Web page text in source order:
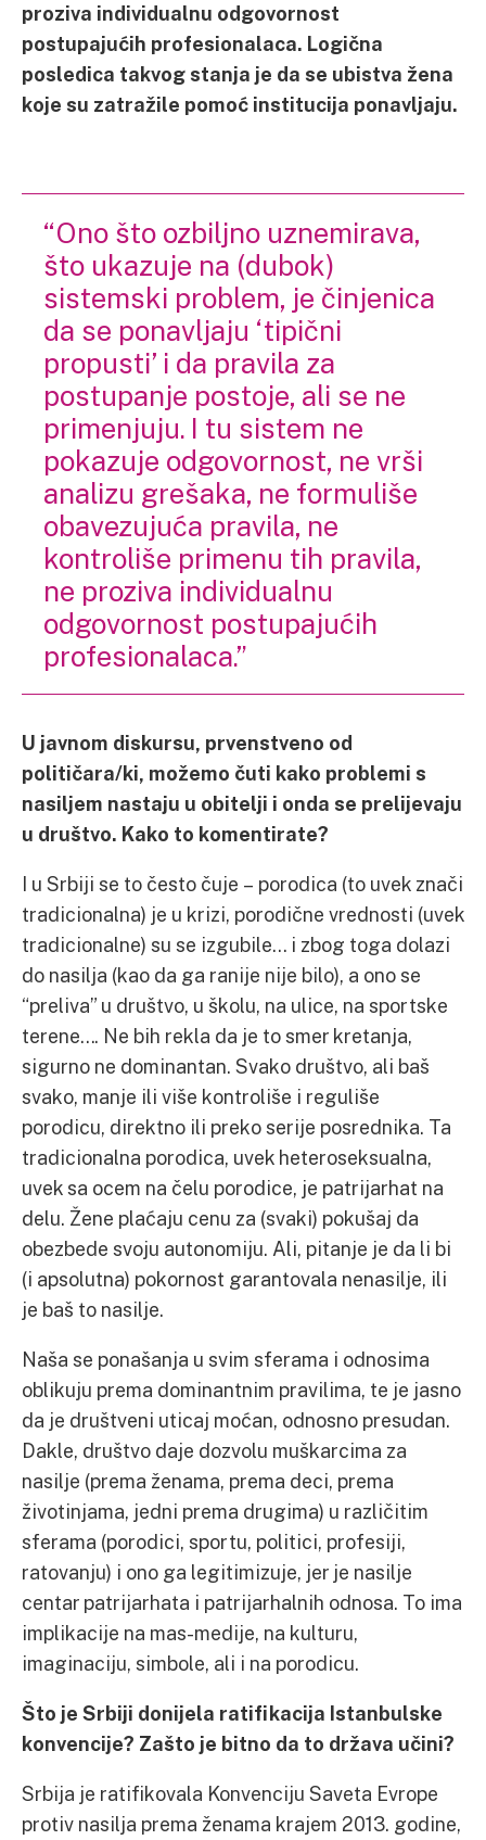
proziva individualnu odgovornost
postupajućih profesionalaca. Logična
posledica takvog stanja je da se ubistva žena
koje su zatražile pomoć institucija ponavljaju.
“Ono što ozbiljno uznemirava,
što ukazuje na (dubok)
sistemski problem, je činjenica
da se ponavljaju ‘tipični
propusti’ i da pravila za
postupanje postoje, ali se ne
primenjuju. I tu sistem ne
pokazuje odgovornost, ne vrši
analizu grešaka, ne formuliše
obavezujuća pravila, ne
kontroliše primenu tih pravila,
ne proziva individualnu
odgovornost postupajućih
profesionalaca.”
U javnom diskursu, prvenstveno od
političara/ki, možemo čuti kako problemi s
nasiljem nastaju u obitelji i onda se prelijevaju
u društvo. Kako to komentirate?
I u Srbiji se to često čuje – porodica (to uvek znači
tradicionalna) je u krizi, porodične vrednosti (uvek
tradicionalne) su se izgubile… i zbog toga dolazi
do nasilja (kao da ga ranije nije bilo), a ono se
“preliva” u društvo, u školu, na ulice, na sportske
terene…. Ne bih rekla da je to smer kretanja,
sigurno ne dominantan. Svako društvo, ali baš
svako, manje ili više kontroliše i reguliše
porodicu, direktno ili preko serije posrednika. Ta
tradicionalna porodica, uvek heteroseksualna,
uvek sa ocem na čelu porodice, je patrijarhat na
delu. Žene plaćaju cenu za (svaki) pokušaj da
obezbede svoju autonomiju. Ali, pitanje je da li bi
(i apsolutna) pokornost garantovala nenasilje, ili
je baš to nasilje.
Naša se ponašanja u svim sferama i odnosima
oblikuju prema dominantnim pravilima, te je jasno
da je društveni uticaj moćan, odnosno presudan.
Dakle, društvo daje dozvolu muškarcima za
nasilje (prema ženama, prema deci, prema
životinjama, jedni prema drugima) u različitim
sferama (porodici, sportu, politici, profesiji,
ratovanju) i ono ga legitimizuje, jer je nasilje
centar patrijarhata i patrijarhalnih odnosa. To ima
implikacije na mas-medije, na kulturu,
imaginaciju, simbole, ali i na porodicu.
Što je Srbiji donijela ratifikacija Istanbulske
konvencije? Zašto je bitno da to država učini?
Srbija je ratifikovala Konvenciju Saveta Evrope
protiv nasilja prema ženama krajem 2013. godine,